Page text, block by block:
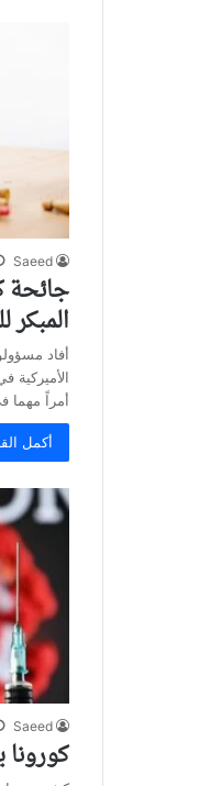
Saeed
جائحة
المبكر
أفاد
الأميركية
أمراً مهما
أكمل
Saeed